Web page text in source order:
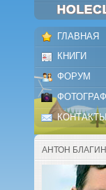
ГЛАВНАЯ
КНИГИ
ФОРУМ
АНТОН БЛАГИН